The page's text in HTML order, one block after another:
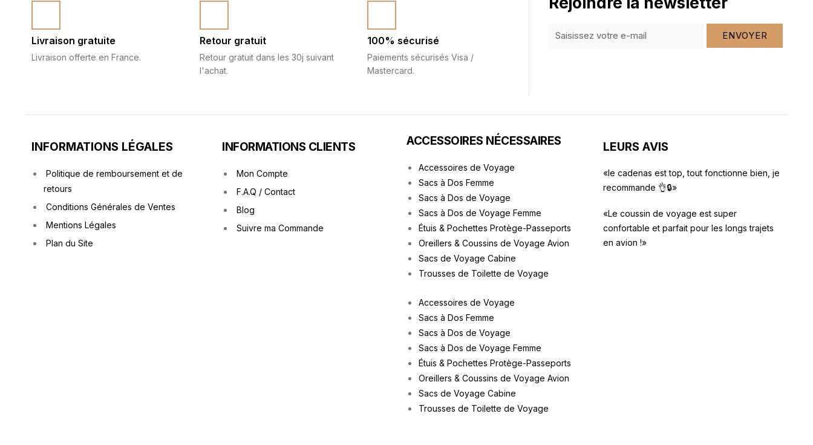
Livraison gratuite
Livraison offerte en France.
Retour gratuit
Retour gratuit dans les 30j suivant
l'achat.
100% sécurisé
Paiements sécurisés Visa /
Mastercard.
ENVOYER
INFORMATIONS LÉGALES
Politique de remboursement et de
retours
Conditions Générales de Ventes
Mentions Légales
Plan du Site
INFORMATIONS CLIENTS
Mon Compte
F.A.Q / Contact
Blog
Suivre ma Commande
ACCESSOIRES NÉCESSAIRES
Accessoires de Voyage
Sacs à Dos Femme
Sacs à Dos de Voyage
Sacs à Dos de Voyage Femme
Étuis & Pochettes Protège-Passeports
Oreillers & Coussins de Voyage Avion
Sacs de Voyage Cabine
Trousses de Toilette de Voyage
Accessoires de Voyage
Sacs à Dos Femme
Sacs à Dos de Voyage
Sacs à Dos de Voyage Femme
Étuis & Pochettes Protège-Passeports
Oreillers & Coussins de Voyage Avion
Sacs de Voyage Cabine
Trousses de Toilette de Voyage
LEURS AVIS
«le cadenas est top, tout fonctionne bien, je
recommande 👌🔒»
«Le coussin de voyage est super
confortable et parfait pour les longs trajets
en avion !»